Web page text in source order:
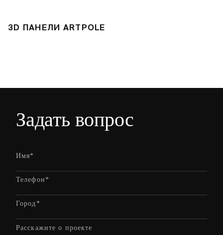
3D ПАНЕЛИ ARTPOLE
Задать вопрос